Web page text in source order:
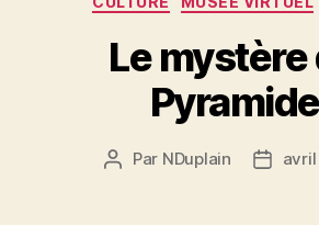
Le mystère
Auteur
Par NDuplain
Dateavril